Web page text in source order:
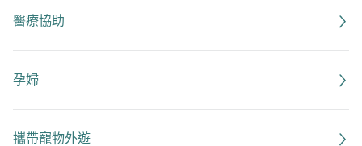
醫療協助
孕婦
攜帶寵物外遊